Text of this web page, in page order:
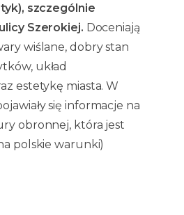
szczególnie
Szerokiej. Doceniają
wiślane, dobry stan
układ
estetykę miasta. W
się informacje na
obronnej, która jest
polskie warunki)